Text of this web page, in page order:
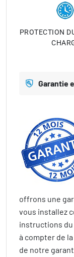
PROTECTION
Garantie
offrons une
vous installez
instructions du
à compter de
de notre